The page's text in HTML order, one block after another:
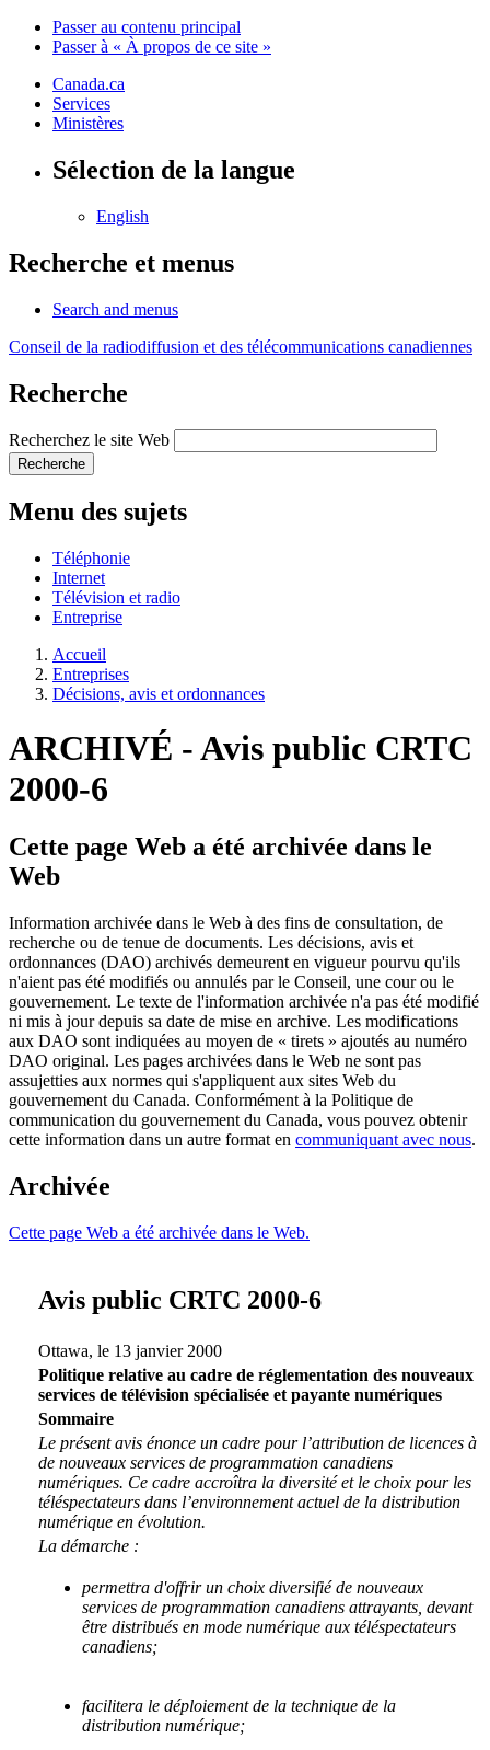
Passer au contenu principal
Passer à « À propos de ce site »
Canada.ca
Services
Ministères
Sélection de la langue
English
Recherche et menus
Search and menus
Conseil de la radiodiffusion et des télécommunications canadiennes
Recherche
Recherchez le site Web
Recherche
Menu des sujets
Téléphonie
Internet
Télévision et radio
Entreprise
Accueil
Entreprises
Décisions, avis et ordonnances
ARCHIVÉ - Avis public CRTC
2000-6
Cette page Web a été archivée dans le
Web
Information archivée dans le Web à des fins de consultation, de
recherche ou de tenue de documents. Les décisions, avis et
ordonnances (DAO) archivés demeurent en vigueur pourvu qu'ils
n'aient pas été modifiés ou annulés par le Conseil, une cour ou le
gouvernement. Le texte de l'information archivée n'a pas été modifié
ni mis à jour depuis sa date de mise en archive. Les modifications
aux DAO sont indiquées au moyen de « tirets » ajoutés au numéro
DAO original. Les pages archivées dans le Web ne sont pas
assujetties aux normes qui s'appliquent aux sites Web du
gouvernement du Canada. Conformément à la Politique de
communication du gouvernement du Canada, vous pouvez obtenir
cette information dans un autre format en communiquant avec nous.
Archivée
Cette page Web a été archivée dans le Web.
Avis public CRTC 2000-6
Ottawa, le 13 janvier 2000
Politique relative au cadre de réglementation des nouveaux
services de télévision spécialisée et payante numériques
Sommaire
Le présent avis énonce un cadre pour l’attribution de licences à
de nouveaux services de programmation canadiens
numériques. Ce cadre accroîtra la diversité et le choix pour les
téléspectateurs dans l’environnement actuel de la distribution
numérique en évolution.
La démarche :
permettra d'offrir un choix diversifié de nouveaux
services de programmation canadiens attrayants, devant
être distribués en mode numérique aux téléspectateurs
canadiens;
facilitera le déploiement de la technique de la
distribution numérique;